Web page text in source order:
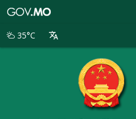
别
35°C